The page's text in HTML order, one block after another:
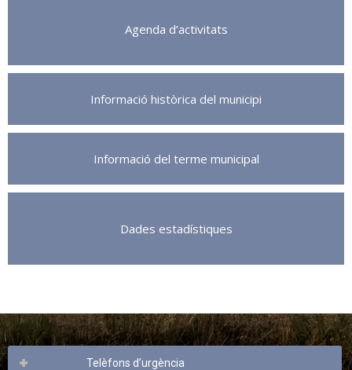
Agenda d’activitats
Informació històrica del municipi
Informació del terme municipal
Dades estadístiques
Telèfons d’urgència